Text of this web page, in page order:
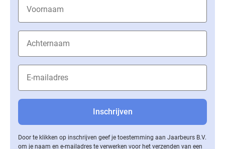
Door te klikken op inschrijven geef je toestemming aan Jaarbeurs B.V.
om je naam en e-mailadres te verwerken voor het verzenden van een